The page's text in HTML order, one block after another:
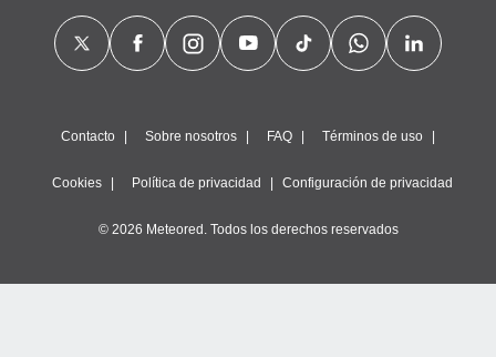
Contacto Sobre nosotros FAQ Términos de uso
Cookies Política de privacidad Configuración de privacidad
© 2026 Meteored. Todos los derechos reservados